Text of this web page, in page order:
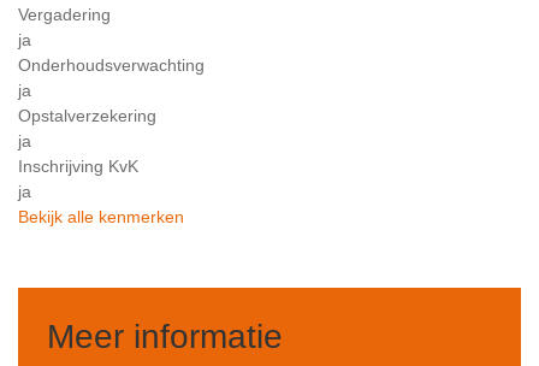
Vergadering
ja
Onderhoudsverwachting
ja
Opstalverzekering
ja
Inschrijving KvK
ja
Bekijk alle kenmerken
Meer informatie